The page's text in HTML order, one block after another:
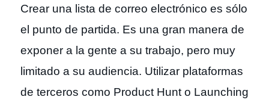
Crear una lista de correo electrónico es sólo
el punto de partida. Es una gran manera de
exponer a la gente a su trabajo, pero muy
limitado a su audiencia. Utilizar plataformas
de terceros como Product Hunt o Launching